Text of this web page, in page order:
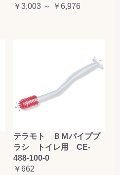
￥3,003 ～ ￥6,976
テラモト ＢＭパイプブ
ラシ トイレ用 CE-
488-100-0
￥662